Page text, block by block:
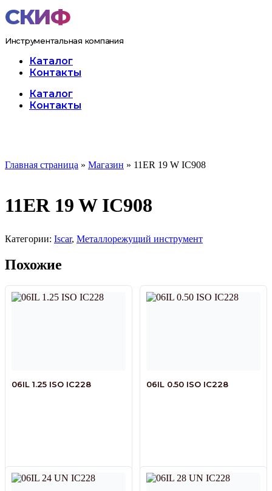
Перейти
к
Инструментальная компания
Каталог
Контакты
МенюКаталог
Контакты
Главная страница » Магазин » 11ER 19 W IC908
11ER 19 W IC908
Категории: Iscar, Металлорежущий инструмент
Похожие
06IL 1.25 ISO IC228 06IL 0.50 ISO IC228